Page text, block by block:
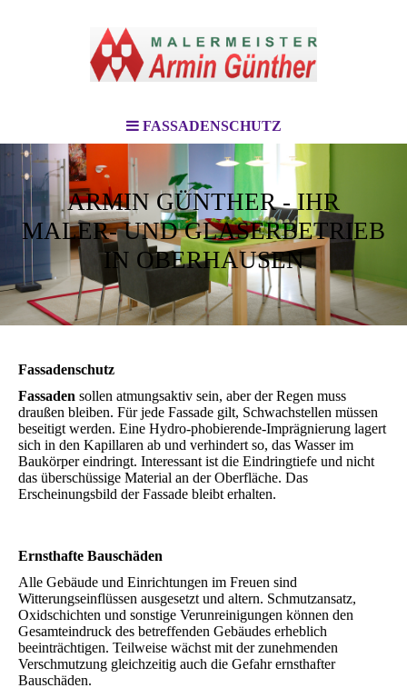
FASSADENSCHUTZ
ARMIN GÜNTHER - IHR
MALER- UND GLASERBETRIEB
IN OBERHAUSEN
Fassadenschutz
Fassaden sollen atmungsaktiv sein, aber der Regen muss
draußen bleiben. Für jede Fassade gilt, Schwachstellen müssen
beseitigt werden. Eine Hydro-phobierende-Imprägnierung lagert
sich in den Kapillaren ab und verhindert so, das Wasser im
Baukörper eindringt. Interessant ist die Eindringtiefe und nicht
das überschüssige Material an der Oberfläche. Das
Erscheinungsbild der Fassade bleibt erhalten.
Ernsthafte Bauschäden
Alle Gebäude und Einrichtungen im Freuen sind
Witterungseinflüssen ausgesetzt und altern. Schmutzansatz,
Oxidschichten und sonstige Verunreinigungen können den
Gesamteindruck des betreffenden Gebäudes erheblich
beeinträchtigen. Teilweise wächst mit der zunehmenden
Verschmutzung gleichzeitig auch die Gefahr ernsthafter
Bauschäden.